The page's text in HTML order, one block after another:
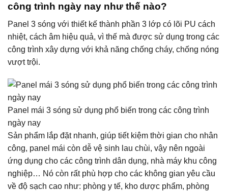
công trình ngày nay như thế nào?
Panel 3 sóng với thiết kế thành phần 3 lớp có lõi PU cách
nhiệt, cách âm hiệu quả, vì thế mà được sử dụng trong các
công trình xây dựng với khả năng chống cháy, chống nóng
vượt trội.
Panel mái 3 sóng sử dụng phổ biến trong các công trình
ngày nay
Sản phẩm lắp đặt nhanh, giúp tiết kiệm thời gian cho nhân
công, panel mái còn dễ vệ sinh lau chùi, vậy nên ngoài
ứng dụng cho các công trình dân dụng, nhà máy khu công
nghiệp… Nó còn rất phù hợp cho các không gian yêu cầu
về độ sạch cao như: phòng y tế, kho dược phẩm, phòng